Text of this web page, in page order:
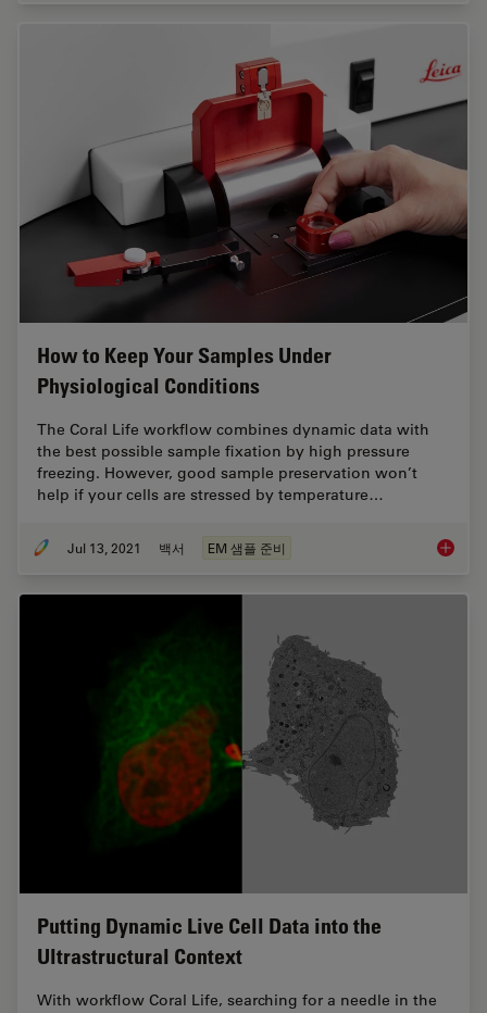
How to Keep Your Samples Under
Physiological Conditions
The Coral Life workflow combines dynamic data with
the best possible sample fixation by high pressure
freezing. However, good sample preservation won’t
help if your cells are stressed by temperature…
Jul 13, 2021 백서 EM 샘플 준비 How to
Putting Dynamic Live Cell Data into the
Ultrastructural Context
With workflow Coral Life, searching for a needle in the